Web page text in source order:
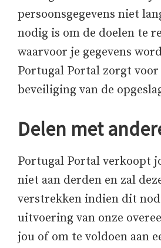
persoonsgegevens niet
nodig is om de doelen te
waarvoor je gegevens
Portugal Portal zorgt voor
beveiliging van de
Delen met
Portugal Portal verkoopt
niet aan derden en zal
verstrekken indien dit
uitvoering van onze
jou of om te voldoen aan